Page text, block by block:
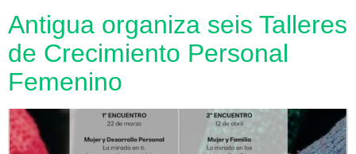
Antigua organiza seis Talleres
de Crecimiento Personal
Femenino